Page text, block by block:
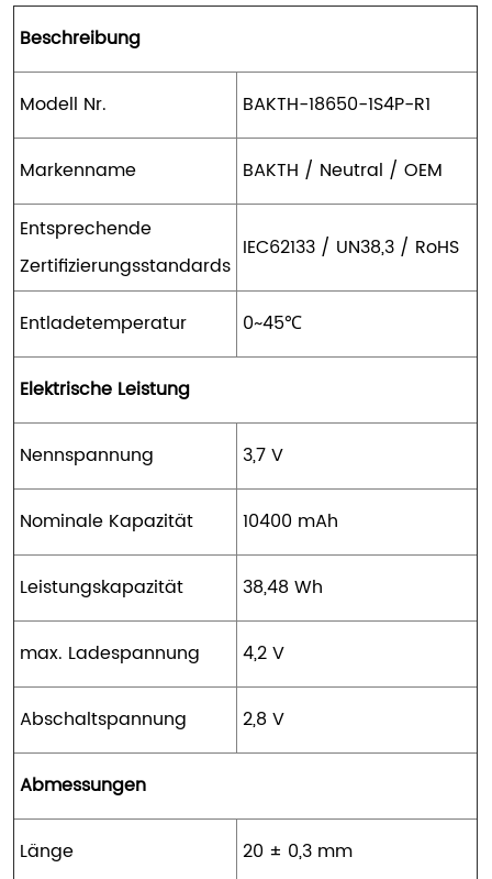
Beschreibung
Modell Nr. BAKTH-18650-1S4P-R1
Markenname BAKTH / Neutral / OEM
Entsprechende
Zertifizierungsstandards
IEC62133 / UN38,3 / RoHS
Entladetemperatur 0~45℃
Elektrische Leistung
Nennspannung 3,7 V
Nominale Kapazität 10400 mAh
Leistungskapazität 38,48 Wh
max. Ladespannung 4,2 V
Abschaltspannung 2,8 V
Abmessungen
Länge 20 ± 0,3 mm